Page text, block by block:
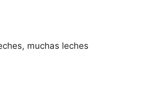
muchas leches